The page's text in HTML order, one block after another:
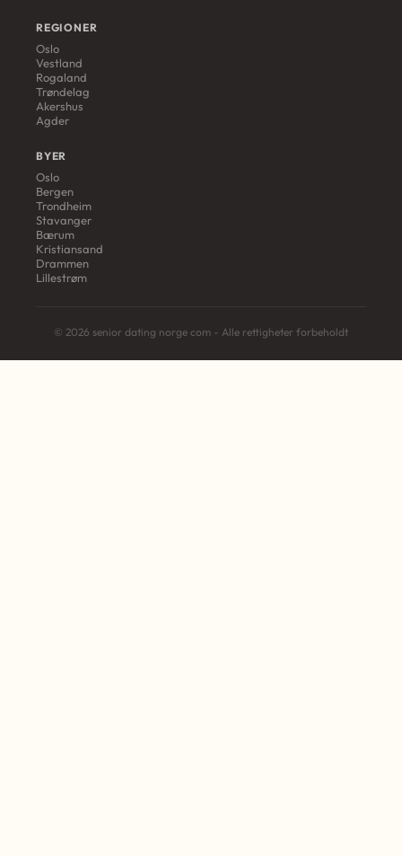
REGIONER
Oslo
Vestland
Rogaland
Trøndelag
Akershus
Agder
BYER
Oslo
Bergen
Trondheim
Stavanger
Bærum
Kristiansand
Drammen
Lillestrøm
© 2026 senior dating norge com - Alle rettigheter forbeholdt